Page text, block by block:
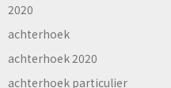
2020
achterhoek
achterhoek 2020
achterhoek particulier